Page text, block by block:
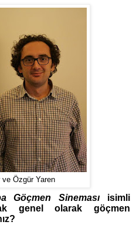
Özgür Yaren
Göçmen Sineması isimli
genel olarak göçmen